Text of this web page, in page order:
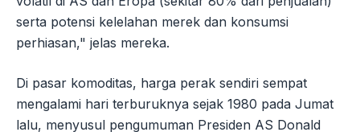
serta potensi kelelahan merek dan konsumsi
perhiasan," jelas mereka.
Di pasar komoditas, harga perak sendiri sempat
mengalami hari terburuknya sejak 1980 pada Jumat
lalu, menyusul pengumuman Presiden AS Donald